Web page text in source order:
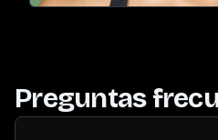
Preguntas